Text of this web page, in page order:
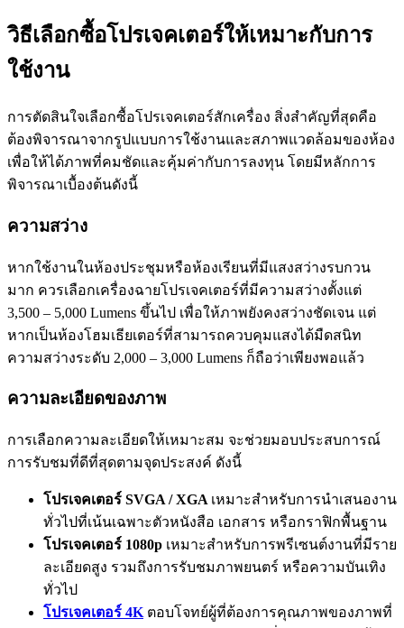
วิธีเลือกซื้อโปรเจคเตอร์ให้เหมาะกับการ
ใช้งาน
การตัดสินใจเลือกซื้อโปรเจคเตอร์สักเครื่อง สิ่งสำคัญที่สุดคือ
ต้องพิจารณาจากรูปแบบการใช้งานและสภาพแวดล้อมของห้อง
เพื่อให้ได้ภาพที่คมชัดและคุ้มค่ากับการลงทุน โดยมีหลักการ
พิจารณาเบื้องต้นดังนี้
ความสว่าง
หากใช้งานในห้องประชุมหรือห้องเรียนที่มีแสงสว่างรบกวน
มาก ควรเลือกเครื่องฉายโปรเจคเตอร์ที่มีความสว่างตั้งแต่
3,500 – 5,000 Lumens ขึ้นไป เพื่อให้ภาพยังคงสว่างชัดเจน แต่
หากเป็นห้องโฮมเธียเตอร์ที่สามารถควบคุมแสงได้มืดสนิท
ความสว่างระดับ 2,000 – 3,000 Lumens ก็ถือว่าเพียงพอแล้ว
ความละเอียดของภาพ
การเลือกความละเอียดให้เหมาะสม จะช่วยมอบประสบการณ์
การรับชมที่ดีที่สุดตามจุดประสงค์ ดังนี้
โปรเจคเตอร์ SVGA / XGA เหมาะสำหรับการนำเสนองาน
ทั่วไปที่เน้นเฉพาะตัวหนังสือ เอกสาร หรือกราฟิกพื้นฐาน
โปรเจคเตอร์ 1080p เหมาะสำหรับการพรีเซนต์งานที่มีราย
ละเอียดสูง รวมถึงการรับชมภาพยนตร์ หรือความบันเทิง
ทั่วไป
โปรเจคเตอร์ 4K ตอบโจทย์ผู้ที่ต้องการคุณภาพของภาพที่